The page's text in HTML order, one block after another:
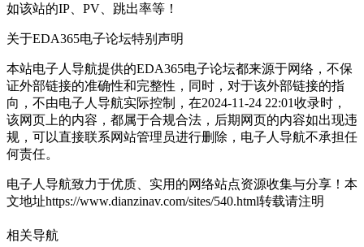
如该站的IP、PV、跳出率等！
关于EDA365电子论坛特别声明
本站电子人导航提供的EDA365电子论坛都来源于网络，不保
证外部链接的准确性和完整性，同时，对于该外部链接的指
向，不由电子人导航实际控制，在2024-11-24 22:01收录时，
该网页上的内容，都属于合规合法，后期网页的内容如出现违
规，可以直接联系网站管理员进行删除，电子人导航不承担任
何责任。
电子人导航致力于优质、实用的网络站点资源收集与分享！ 本
文地址https://www.dianzinav.com/sites/540.html转载请注明
相关导航